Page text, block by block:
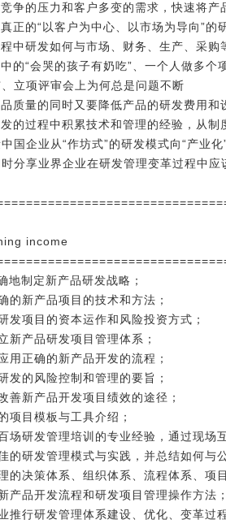
争的压力和客户多变的需求，快速将产
正的“以客户为中心、以市场为导向”的
中研发如何与市场、财务、生产、采购
的“会哭的孩子有奶吃”、一个人做多
立项评审会上为何总是问题不断
质量的同时又要降低产品的研发费用和
的过程中积累技术和管理的经验，从制
国企业从“作坊式”的研发模式向“产业
分享业界企业在研发管理变革过程中
income
制定新产品研发战略；
新产品项目的技术和方法；
项目的资本运作和风险投资方式；
产品研发项目管理体系；
正确的新产品开发的流程；
的风险控制和管理的要旨；
新产品开发项目绩效的途径；
目模板与工具介绍；
研发管理培训的专业经验，通过现场
研发管理模式与实践，并总结如何与
决策体系、组织体系、流程体系、项
品开发流程和研发项目管理操作方法；
行研发管理体系建设、优化、变革过